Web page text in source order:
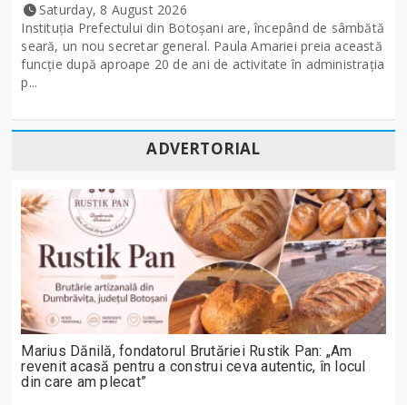
Saturday, 8 August 2026
Instituția Prefectului din Botoșani are, începând de sâmbătă
seară, un nou secretar general. Paula Amariei preia această
funcție după aproape 20 de ani de activitate în administrația
p...
ADVERTORIAL
Marius Dănilă, fondatorul Brutăriei Rustik Pan: „Am
revenit acasă pentru a construi ceva autentic, în locul
din care am plecat”